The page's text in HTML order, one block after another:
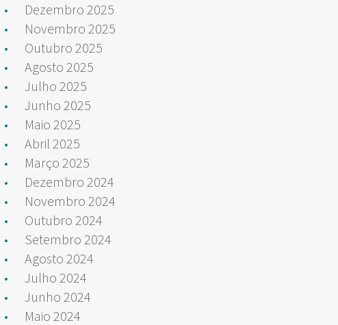
Dezembro 2025
Novembro 2025
Outubro 2025
Agosto 2025
Julho 2025
Junho 2025
Maio 2025
Abril 2025
Março 2025
Dezembro 2024
Novembro 2024
Outubro 2024
Setembro 2024
Agosto 2024
Julho 2024
Junho 2024
Maio 2024